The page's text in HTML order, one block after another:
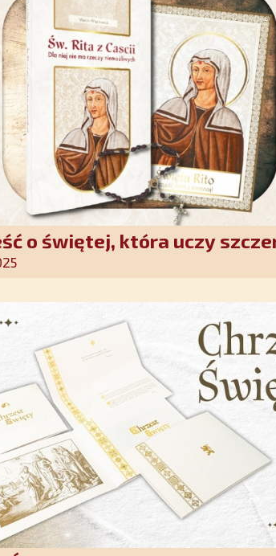
o świętej, która uczy
się Bogu. Duchowe